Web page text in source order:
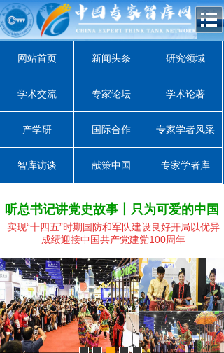
网站首页 新闻头条 研究领域
学术交流 专家论坛 学术论著
产学研 国际合作 专家学者风采
智库访谈 献策中国 专家学者库
听总书记讲党史故事丨只为可爱的中国
实现“十四五”时期国防和军队建设良好开局以优异
成绩迎接中国共产党建党100周年